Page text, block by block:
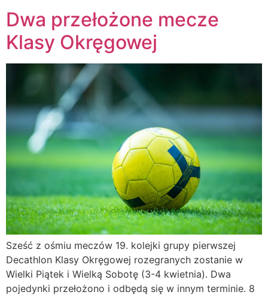
Dwa przełożone mecze
Klasy Okręgowej
Sześć z ośmiu meczów 19. kolejki grupy pierwszej
Decathlon Klasy Okręgowej rozegranych zostanie w
Wielki Piątek i Wielką Sobotę (3-4 kwietnia). Dwa
pojedynki przełożono i odbędą się w innym terminie. 8